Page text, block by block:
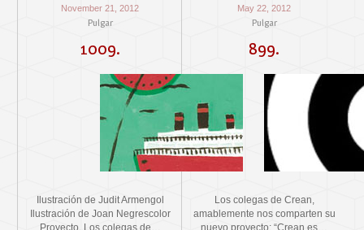
November 21, 2012
Pulgar
1009.
Ilustración de Judit Armengol
Ilustración de Joan Negrescolor
Proyecto. Los colegas de…
May 22, 2012
Pulgar
899.
Los colegas de Crean,
amablemente nos comparten su
nuevo proyecto: “Crean es…